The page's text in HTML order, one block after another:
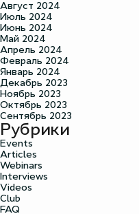
Август 2024
Июль 2024
Июнь 2024
Май 2024
Апрель 2024
Февраль 2024
Январь 2024
Декабрь 2023
Ноябрь 2023
Октябрь 2023
Сентябрь 2023
Рубрики
Events
Articles
Webinars
Interviews
Videos
Club
FAQ